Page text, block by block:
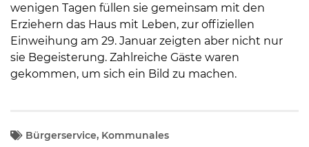
wenigen Tagen füllen sie gemeinsam mit den
Erziehern das Haus mit Leben, zur offiziellen
Einweihung am 29. Januar zeigten aber nicht nur
sie Begeisterung. Zahlreiche Gäste waren
gekommen, um sich ein Bild zu machen.
Bürgerservice, Kommunales